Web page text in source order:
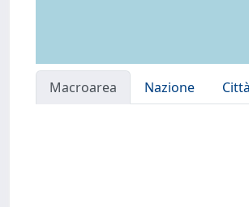
Macroarea Nazione Città